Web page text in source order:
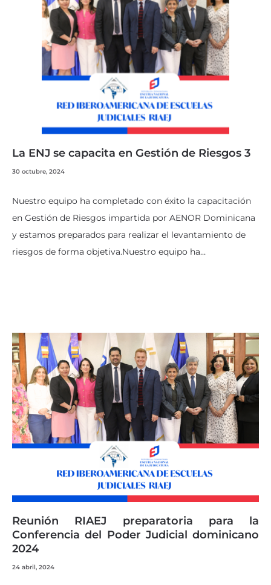
La ENJ se capacita en Gestión de Riesgos 3
30 octubre, 2024
Nuestro equipo ha completado con éxito la capacitación
en Gestión de Riesgos impartida por AENOR Dominicana
y estamos preparados para realizar el levantamiento de
riesgos de forma objetiva.Nuestro equipo ha…
Reunión RIAEJ preparatoria para la
Conferencia del Poder Judicial dominicano
2024
24 abril, 2024